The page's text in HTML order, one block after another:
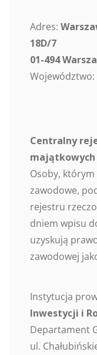
Adres:
18D/7
01-494
Województwo:
Centralny
majątkowych
Osoby,
zawodowe,
rejestru
dniem wpisu
uzyskują
zawodowej
Instytucja
Inwestycji i
Departament
ul.